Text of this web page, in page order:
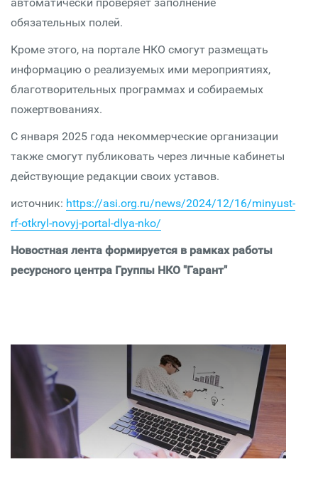
обязательных полей.
Кроме этого, на портале НКО смогут размещать
информацию о реализуемых ими мероприятиях,
благотворительных программах и собираемых
пожертвованиях.
С января 2025 года некоммерческие организации
также смогут публиковать через личные кабинеты
действующие редакции своих уставов.
источник: https://asi.org.ru/news/2024/12/16/minyust-
rf-otkryl-novyj-portal-dlya-nko/
Новостная лента формируется в рамках работы
ресурсного центра Группы НКО "Гарант"